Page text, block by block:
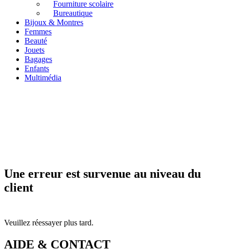
Fourniture scolaire
Bureautique
Bijoux & Montres
Femmes
Beauté
Jouets
Bagages
Enfants
Multimédia
Une erreur est survenue au niveau du
client
Veuillez réessayer plus tard.
AIDE & CONTACT